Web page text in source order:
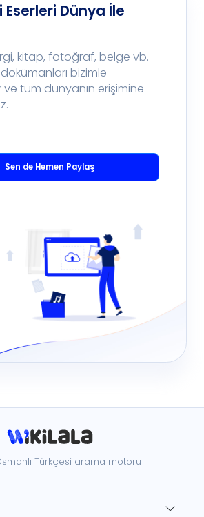
Eserleri Dünya İle
kitap, fotoğraf, belge vb.
bizimle
tüm dünyanın erişimine
Sen de Hemen Paylaş
Türkçesi arama motoru